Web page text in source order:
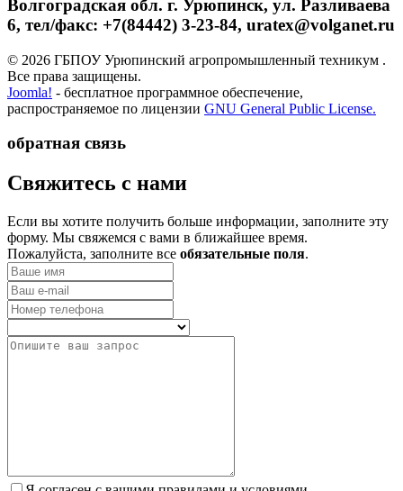
Волгоградская обл. г. Урюпинск, ул. Разливаева
6, тел/факс: +7(84442) 3-23-84, uratex@volganet.ru
© 2026 ГБПОУ Урюпинский агропромышленный техникум .
Все права защищены.
Joomla! - бесплатное программное обеспечение,
распространяемое по лицензии GNU General Public License.
обратная связь
­Свяжитесь с нами
Если вы хотите получить больше информации, заполните эту
форму. Мы свяжемся с вами в ближайшее время.
Пожалуйста, заполните все обязательные поля.